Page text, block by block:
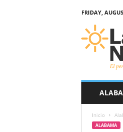
FRIDAY,
Inicio
ALABAMA